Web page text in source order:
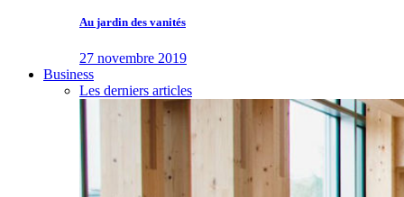
Au jardin des vanités
27 novembre 2019
Business
Les derniers articles